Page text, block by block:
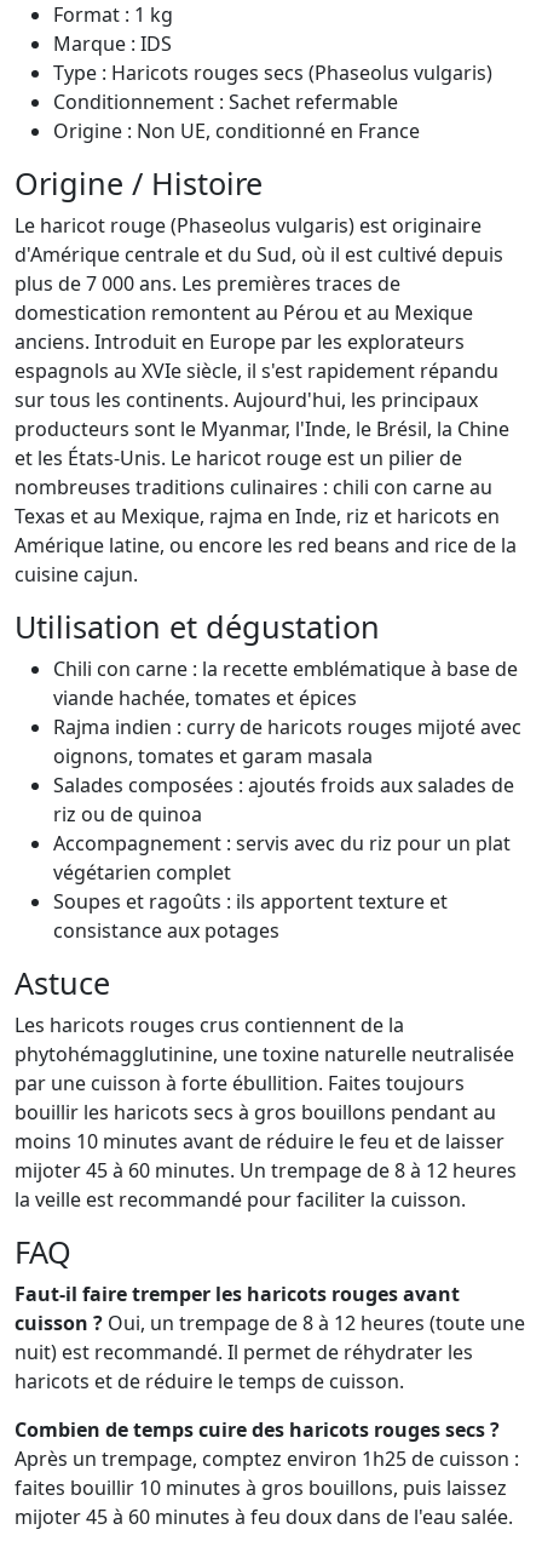
Format : 1 kg
Marque : IDS
Type : Haricots rouges secs (Phaseolus vulgaris)
Conditionnement : Sachet refermable
Origine : Non UE, conditionné en France
Origine / Histoire
Le haricot rouge (Phaseolus vulgaris) est originaire
d'Amérique centrale et du Sud, où il est cultivé depuis
plus de 7 000 ans. Les premières traces de
domestication remontent au Pérou et au Mexique
anciens. Introduit en Europe par les explorateurs
espagnols au XVIe siècle, il s'est rapidement répandu
sur tous les continents. Aujourd'hui, les principaux
producteurs sont le Myanmar, l'Inde, le Brésil, la Chine
et les États-Unis. Le haricot rouge est un pilier de
nombreuses traditions culinaires : chili con carne au
Texas et au Mexique, rajma en Inde, riz et haricots en
Amérique latine, ou encore les red beans and rice de la
cuisine cajun.
Utilisation et dégustation
Chili con carne : la recette emblématique à base de
viande hachée, tomates et épices
Rajma indien : curry de haricots rouges mijoté avec
oignons, tomates et garam masala
Salades composées : ajoutés froids aux salades de
riz ou de quinoa
Accompagnement : servis avec du riz pour un plat
végétarien complet
Soupes et ragoûts : ils apportent texture et
consistance aux potages
Astuce
Les haricots rouges crus contiennent de la
phytohémagglutinine, une toxine naturelle neutralisée
par une cuisson à forte ébullition. Faites toujours
bouillir les haricots secs à gros bouillons pendant au
moins 10 minutes avant de réduire le feu et de laisser
mijoter 45 à 60 minutes. Un trempage de 8 à 12 heures
la veille est recommandé pour faciliter la cuisson.
FAQ
Faut-il faire tremper les haricots rouges avant
cuisson ? Oui, un trempage de 8 à 12 heures (toute une
nuit) est recommandé. Il permet de réhydrater les
haricots et de réduire le temps de cuisson.
Combien de temps cuire des haricots rouges secs ?
Après un trempage, comptez environ 1h25 de cuisson :
faites bouillir 10 minutes à gros bouillons, puis laissez
mijoter 45 à 60 minutes à feu doux dans de l'eau salée.